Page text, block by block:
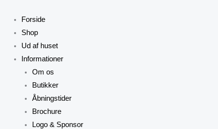
indholdet
Forside
Shop
Ud af huset
Informationer
Om os
Butikker
Åbningstider
Brochure
Logo & Sponsor